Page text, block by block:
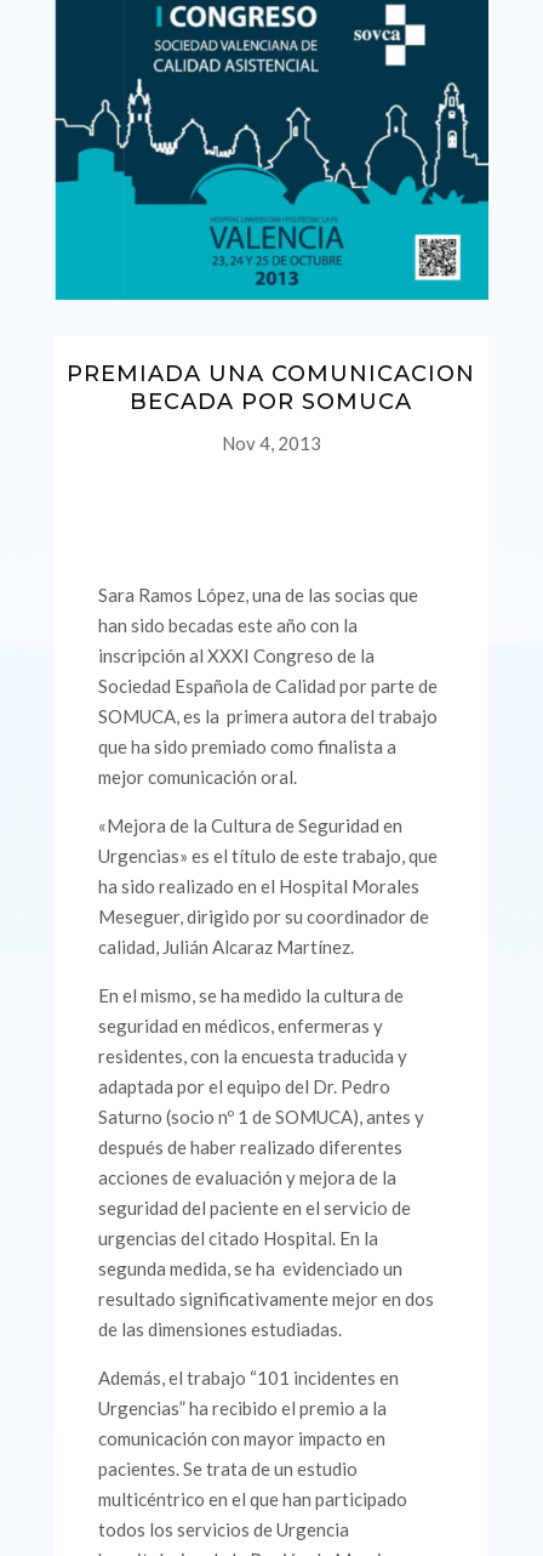
PREMIADA UNA COMUNICACION
BECADA POR SOMUCA
Nov 4, 2013
Sara Ramos López, una de las socias que
han sido becadas este año con la
inscripción al XXXI Congreso de la
Sociedad Española de Calidad por parte de
SOMUCA, es la primera autora del trabajo
que ha sido premiado como finalista a
mejor comunicación oral.
«Mejora de la Cultura de Seguridad en
Urgencias» es el título de este trabajo, que
ha sido realizado en el Hospital Morales
Meseguer, dirigido por su coordinador de
calidad, Julián Alcaraz Martínez.
En el mismo, se ha medido la cultura de
seguridad en médicos, enfermeras y
residentes, con la encuesta traducida y
adaptada por el equipo del Dr. Pedro
Saturno (socio nº 1 de SOMUCA), antes y
después de haber realizado diferentes
acciones de evaluación y mejora de la
seguridad del paciente en el servicio de
urgencias del citado Hospital. En la
segunda medida, se ha evidenciado un
resultado significativamente mejor en dos
de las dimensiones estudiadas.
Además, el trabajo “101 incidentes en
Urgencias” ha recibido el premio a la
comunicación con mayor impacto en
pacientes. Se trata de un estudio
multicéntrico en el que han participado
todos los servicios de Urgencia